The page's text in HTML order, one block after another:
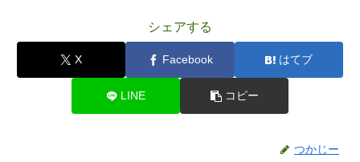
シェアする
X Facebook はてブ
LINE コピー
つかじー